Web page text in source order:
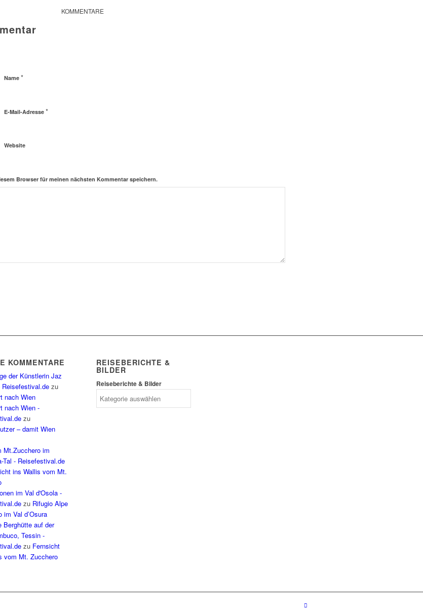
KOMMENTARE
Name *
E-Mail-Adresse *
Website
Browser für meinen nächsten Kommentar speichern.
KOMMENTARE
der Künstlerin Jaz
Reisefestival.de zu
nach Wien
nach Wien -
zu
– damit Wien
Mt.Zucchero im
Tal - Reisefestival.de
ins Wallis vom Mt.
im Val d'Osola -
zu Rifugio Alpe
im Val d’Osura
Berghütte auf der
Tessin -
zu Fernsicht
vom Mt. Zucchero
REISEBERICHTE &
BILDER
Reiseberichte & Bilder